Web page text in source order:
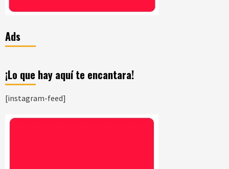
Ads
¡Lo que hay aquí te encantara!
[instagram-feed]